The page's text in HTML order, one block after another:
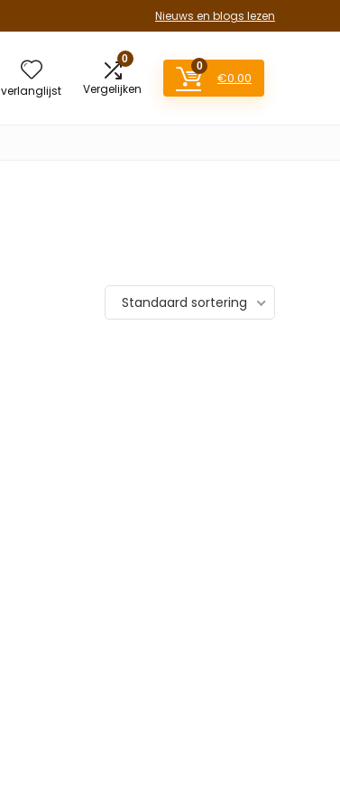
Nieuws en blogs lezen
verlanglijst
0
Vergelijken
0
€0.00
Standaard sortering